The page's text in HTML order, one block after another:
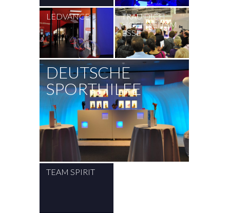
LEDVANCE
TRAU DICH
HOCHZEITSM
ESSE
DEUTSCHE
SPORTHILFE
TEAM SPIRIT